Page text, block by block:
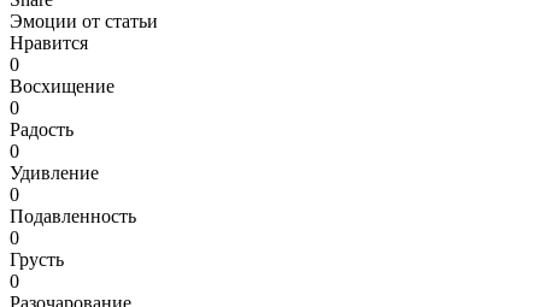
Эмоции от статьи
Нравится
0
Восхищение
0
Радость
0
Удивление
0
Подавленность
0
Грусть
0
Разочарование